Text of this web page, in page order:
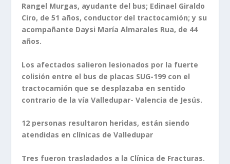
Rangel Murgas, ayudante del bus; Edinael Giraldo
Ciro, de 51 años, conductor del tractocamión; y su
acompañante Daysi María Almarales Rua, de 44
años.
Los afectados salieron lesionados por la fuerte
colisión entre el bus de placas SUG-199 con el
tractocamión que se desplazaba en sentido
contrario de la vía Valledupar- Valencia de Jesús.
12 personas resultaron heridas, están siendo
atendidas en clínicas de Valledupar
Tres fueron trasladados a la Clínica de Fracturas.